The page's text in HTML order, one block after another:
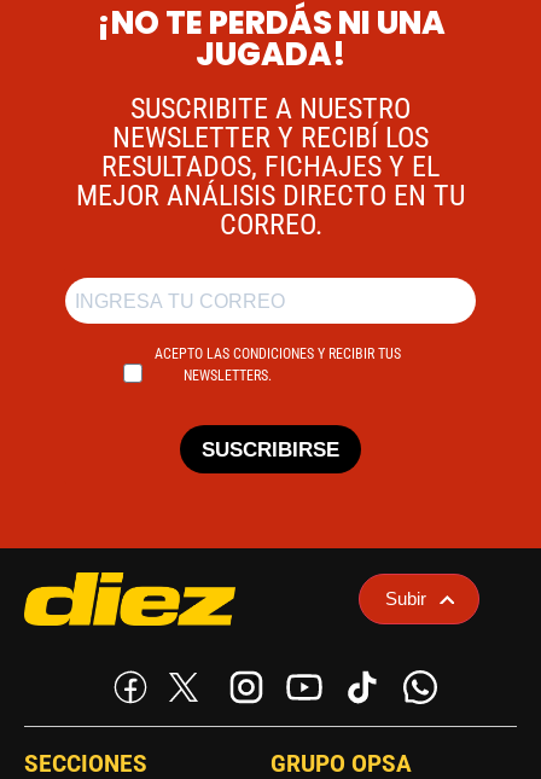
¡NO TE PERDÁS NI UNA
JUGADA!
SUSCRIBITE A NUESTRO
NEWSLETTER Y RECIBÍ LOS
RESULTADOS, FICHAJES Y EL
MEJOR ANÁLISIS DIRECTO EN TU
CORREO.
ACEPTO LAS CONDICIONES Y RECIBIR TUS
NEWSLETTERS.
SUSCRIBIRSE
Subir
SECCIONES GRUPO OPSA